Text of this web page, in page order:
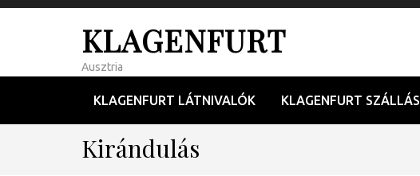
KLAGENFURT
Ausztria
KLAGENFURT LÁTNIVALÓK KLAGENFURT SZÁLLÁS
Kirándulás